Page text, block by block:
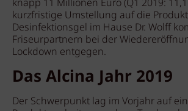
knapp 11 Millionen Euro (Q1 2019:
kurzfristige Umstellung auf die
Desinfektionsgel im Hause Dr. Wolff
Friseurpartnern bei der
Lockdown entgegen.
Das Alcina Jahr 2019
Der Schwerpunkt lag im Vorjahr auf